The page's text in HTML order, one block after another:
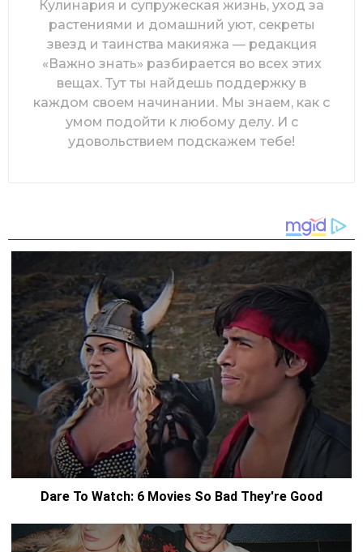
Кулинария и супружеская жизнь, уход за
растениями и домашний уют, секреты
звезд и таинства макияжа — редакция
«Важно знать» разбирается во всех этих
вещах. Тут ты найдешь поддержку в
каждом своем начинании. Мы знаем, как с
умом подойти к любому делу. И с
удовольствием подскажем тебе!